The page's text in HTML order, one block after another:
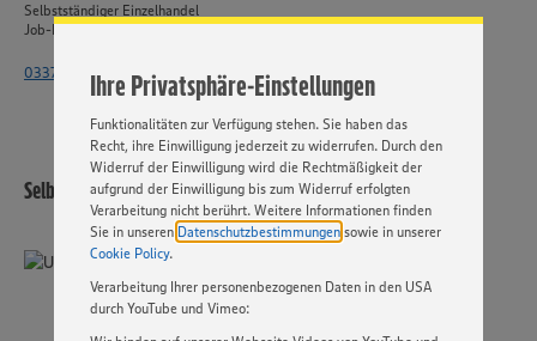
Ihre Privatsphäre-Einstellungen
Cookies und anderer Technologien ist freiwillig und kann
„EINSTELLUNGEN ÄNDERN”. Bitte beachten Sie, dass auf
Basis Ihrer Einstellungen ggf. nicht mehr alle
Funktionalitäten zur Verfügung stehen. Sie haben das
Recht, ihre Einwilligung jederzeit zu widerrufen. Durch den
Widerruf der Einwilligung wird die Rechtmäßigkeit der
aufgrund der Einwilligung bis zum Widerruf erfolgten
Verarbeitung nicht berührt. Weitere Informationen finden
Sie in unseren Datenschutzbestimmungen sowie in unserer
Cookie Policy.
Verarbeitung Ihrer personenbezogenen Daten in den USA
durch YouTube und Vimeo:
Selbstständiger Einzelhandel
Job-ID: 62986
033764 - 2515 4471
Selbstständiger Einzelhandel